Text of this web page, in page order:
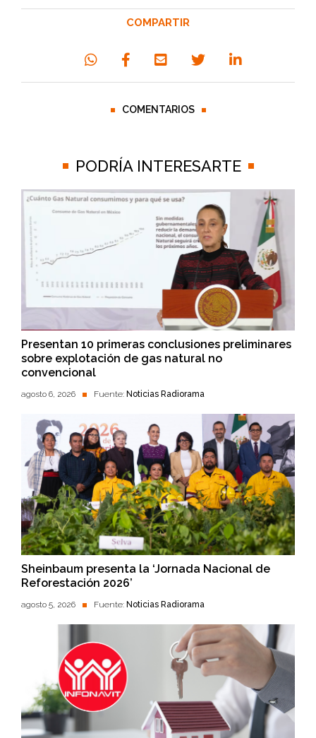
COMPARTIR
COMENTARIOS
PODRÍA INTERESARTE
Presentan 10 primeras conclusiones preliminares
sobre explotación de gas natural no
convencional
agosto 6, 2026 Fuente: Noticias Radiorama
Sheinbaum presenta la ‘Jornada Nacional de
Reforestación 2026’
agosto 5, 2026 Fuente: Noticias Radiorama